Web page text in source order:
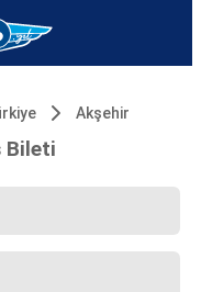
Akşehir
Bileti